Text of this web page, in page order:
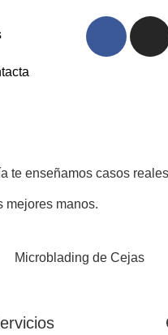
te enseñamos casos
mejores manos.
Microblading de Cejas